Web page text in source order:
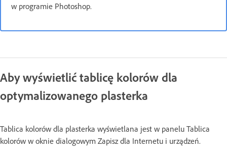
w programie Photoshop.
Aby wyświetlić tablicę kolorów dla
optymalizowanego plasterka
Tablica kolorów dla plasterka wyświetlana jest w panelu Tablica
kolorów w oknie dialogowym Zapisz dla Internetu i urządzeń.